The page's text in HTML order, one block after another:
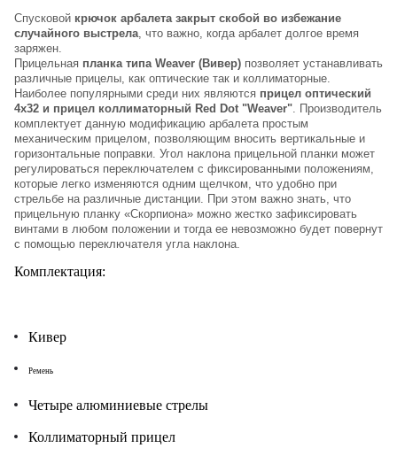
Спусковой крючок арбалета закрыт скобой во избежание
случайного выстрела, что важно, когда арбалет долгое время
заряжен.
Прицельная планка типа Weaver (Вивер) позволяет устанавливать
различные прицелы, как оптические так и коллиматорные.
Наиболее популярными среди них являются прицел оптический
4х32 и прицел коллиматорный Red Dot "Weaver". Производитель
комплектует данную модификацию арбалета простым
механическим прицелом, позволяющим вносить вертикальные и
горизонтальные поправки. Угол наклона прицельной планки может
регулироваться переключателем с фиксированными положениям,
которые легко изменяются одним щелчком, что удобно при
стрельбе на различные дистанции. При этом важно знать, что
прицельную планку «Скорпиона» можно жестко зафиксировать
винтами в любом положении и тогда ее невозможно будет повернут
с помощью переключателя угла наклона.
Комплектация:
Кивер
Ремень
Четыре алюминиевые стрелы
Коллиматорный прицел